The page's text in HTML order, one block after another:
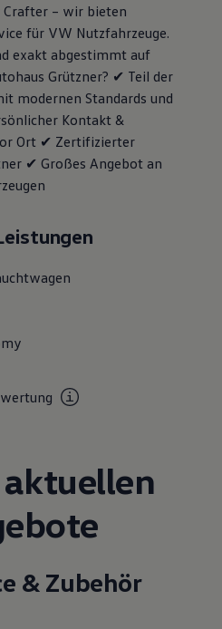
Crafter – wir bieten
für VW Nutzfahrzeuge.
exakt abgestimmt auf
Grützner? ✔ Teil der
modernen Standards und
Kontakt &
Ort ✔ Zertifizierter
✔ Großes Angebot an
& Zubehör